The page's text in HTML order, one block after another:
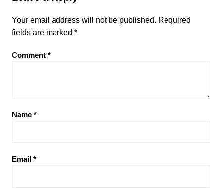
Your email address will not be published. Required
fields are marked *
Comment *
Name *
Email *